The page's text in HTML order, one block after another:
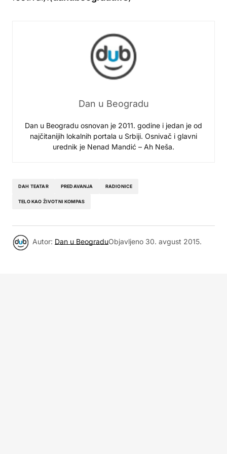
Dan u Beogradu
Dan u Beogradu osnovan je 2011. godine i jedan je od
najčitanijih lokalnih portala u Srbiji. Osnivač i glavni
urednik je Nenad Mandić – Ah Neša.
DAH TEATAR PREDAVANJA RADIONICE
TELO KAO ŽIVOTNI KOMPAS
Autor: Dan u BeograduObjavljeno 30. avgust 2015.